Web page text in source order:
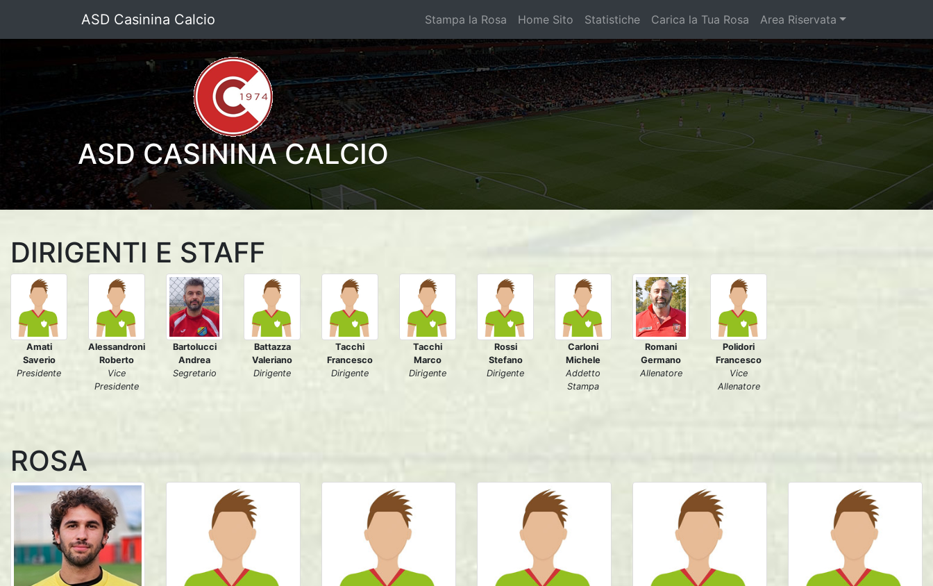
ASD Casinina Calcio Stampa la Rosa Home Sito Statistiche Carica la Tua Rosa Area Riservata
ASD CASININA CALCIO
DIRIGENTI E STAFF
Amati
Saverio
Presidente
Alessandroni
Roberto
Vice
Presidente
Bartolucci
Andrea
Segretario
Battazza
Valeriano
Dirigente
Tacchi
Francesco
Dirigente
Tacchi
Marco
Dirigente
Rossi
Stefano
Dirigente
Carloni
Michele
Addetto
Stampa
Romani
Germano
Allenatore
Polidori
Francesco
Vice
Allenatore
ROSA